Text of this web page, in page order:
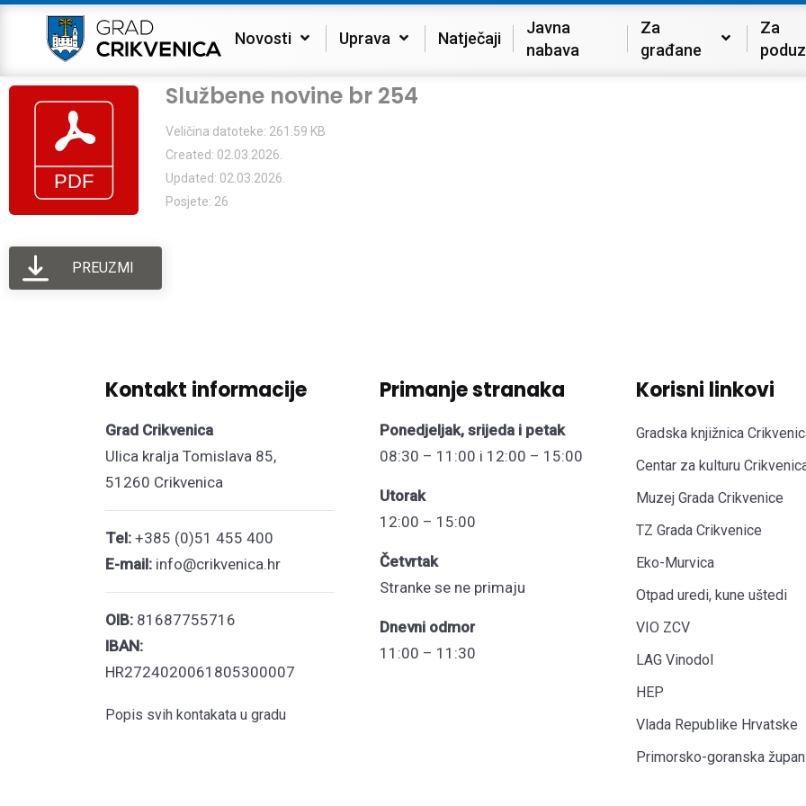
Novosti Uprava Natječaji
Javna
nabava
Za
građane
Za
Službene novine br 254
Veličina datoteke: 261.59 KB
Created: 02.03.2026.
Updated: 02.03.2026.
Posjete: 26
PREUZMI
Kontakt informacije
Grad Crikvenica
Ulica kralja Tomislava 85,
51260 Crikvenica
Tel: +385 (0)51 455 400
E-mail: info@crikvenica.hr
OIB: 81687755716
IBAN:
HR2724020061805300007
Popis svih kontakata u gradu
Primanje stranaka
Ponedjeljak, srijeda i petak
08:30 – 11:00 i 12:00 – 15:00
Utorak
12:00 – 15:00
Četvrtak
Stranke se ne primaju
Dnevni odmor
11:00 – 11:30
Korisni linkovi
Gradska knjižnica
Centar za kulturu
Muzej Grada Crikvenice
TZ Grada Crikvenice
Eko-Murvica
Otpad uredi, kune uštedi
VIO ZCV
LAG Vinodol
HEP
Vlada Republike Hrvatske
Primorsko-goranska